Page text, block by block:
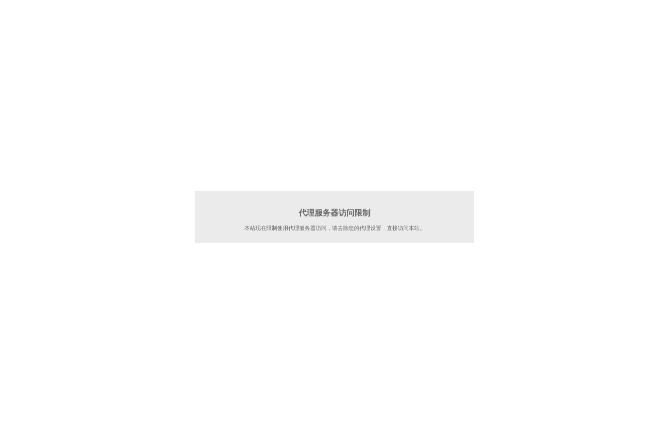
代理服务器访问限制
本站现在限制使用代理服务器访问，请去除您的代理设置，直接访问本站。